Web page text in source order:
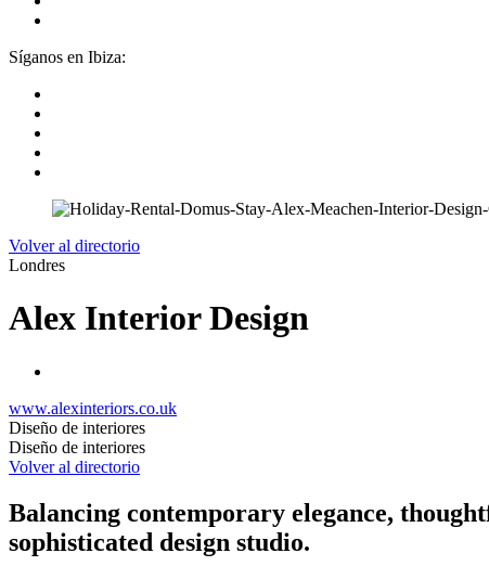
Síganos en Ibiza:
Volver al directorio
Londres
Alex Interior Design
www.alexinteriors.co.uk
Diseño de interiores
Diseño de interiores
Volver al directorio
Balancing contemporary elegance,
sophisticated design studio.